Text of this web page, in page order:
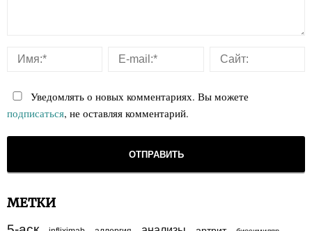
Уведомлять о новых комментариях. Вы можете
подписаться, не оставляя комментарий.
МЕТКИ